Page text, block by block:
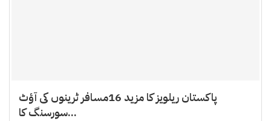
پاکستان ریلویز کا مزید 16مسافر ٹرینوں کی آؤٹ
سورسنگ کا...